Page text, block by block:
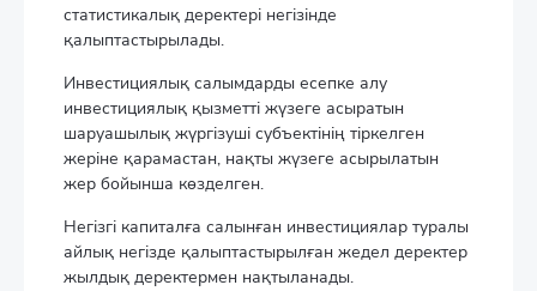
статистикалық деректері негізінде
қалыптастырылады.
Инвестициялық салымдарды есепке алу
инвестициялық қызметті жүзеге асыратын
шаруашылық жүргізуші субъектінің тіркелген
жеріне қарамастан, нақты жүзеге асырылатын
жер бойынша көзделген.
Негізгі капиталға салынған инвестициялар туралы
айлық негізде қалыптастырылған жедел деректер
жылдық деректермен нақтыланады.